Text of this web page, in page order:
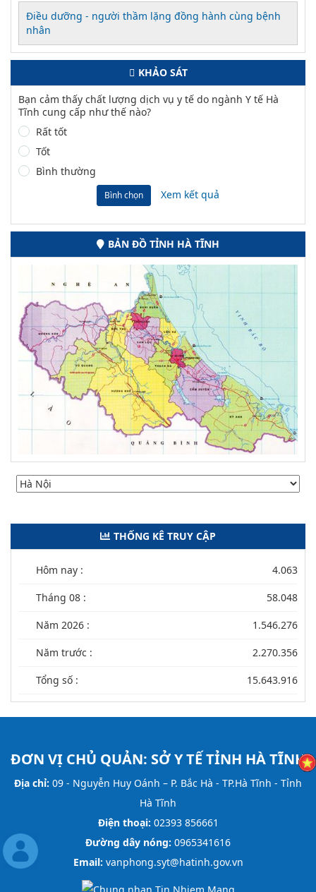
Điều dưỡng - người thầm lặng đồng hành cùng bệnh
nhân
KHẢO SÁT
Bạn cảm thấy chất lượng dịch vụ y tế do ngành Y tế Hà
Tĩnh cung cấp như thế nào?
Rất tốt
Tốt
Bình thường
Bình chọn Xem kết quả
BẢN ĐỒ TỈNH HÀ TĨNH
THỐNG KÊ TRUY CẬP
Hôm nay : 4.063
Tháng 08 : 58.048
Năm 2026 : 1.546.276
Năm trước : 2.270.356
Tổng số : 15.643.916
ĐƠN VỊ CHỦ QUẢN: SỞ Y TẾ TỈNH HÀ TĨNH
Địa chỉ: 09 - Nguyễn Huy Oánh – P. Bắc Hà - TP.Hà Tĩnh - Tỉnh
Hà Tĩnh
Điện thoại: 02393 856661
Đường dây nóng: 0965341616
Email: vanphong.syt@hatinh.gov.vn